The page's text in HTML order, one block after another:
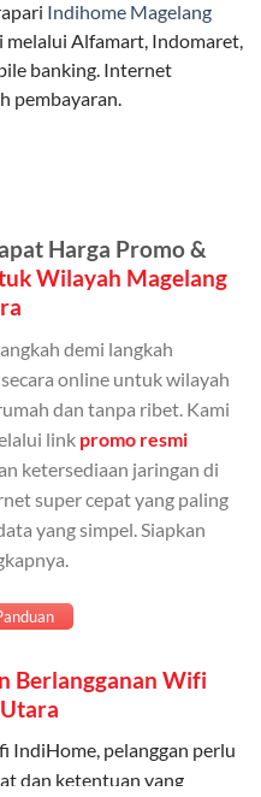
anggota keluarga
kehabisan kuota.
5 anggota
kuota ini.
di seluruh Indonesia
di dalam negeri.
mendaftarkan anggota
atau website Telkomsel One.
anggota bisa langsung
Indihome Magelang
melalui Alfamart, Indomaret,
banking. Internet
pembayaran.
Harga Promo &
Wilayah Magelang
demi langkah
online untuk wilayah
dan tanpa ribet. Kami
link promo resmi
ketersediaan jaringan di
super cepat yang paling
yang simpel. Siapkan
Berlangganan Wifi
IndiHome, pelanggan perlu
dan ketentuan yang